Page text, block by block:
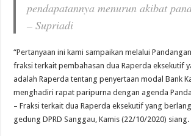
pendapatannya menurun akibat
– Supriadi
“Pertanyaan ini kami sampaikan melalui
fraksi terkait pembahasan dua Raperda eksekutif
adalah Raperda tentang penyertaan modal Bank
menghadiri rapat paripurna dengan agenda
– Fraksi terkait dua Raperda eksekutif yang
gedung DPRD Sanggau, Kamis (22/10/2020) siang.